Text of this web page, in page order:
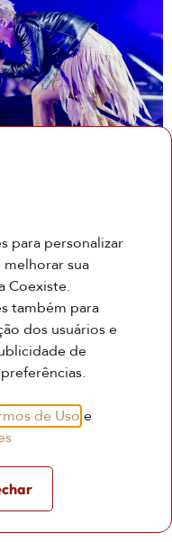
a cantora Pink
vem tendo ao
pessoas se
|
de Uso
para personalizar
sua
Coexiste.
também para
dos usuários e
de
de Uso e